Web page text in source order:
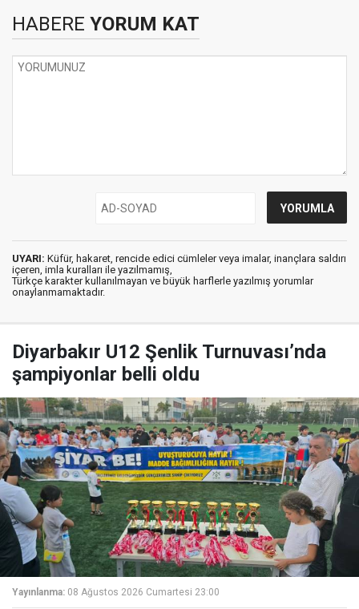
HABERE YORUM KAT
UYARI: Küfür, hakaret, rencide edici cümleler veya imalar, inançlara saldırı
içeren, imla kuralları ile yazılmamış,
Türkçe karakter kullanılmayan ve büyük harflerle yazılmış yorumlar
onaylanmamaktadır.
Diyarbakır U12 Şenlik Turnuvası’nda
şampiyonlar belli oldu
Yayınlanma: 08 Ağustos 2026 Cumartesi 23:00